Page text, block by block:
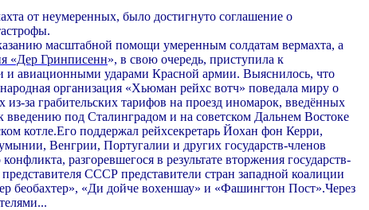
от неумеренных, было достигнуто соглашение о
масштабной помощи умеренным солдатам вермахта, а
«Дер Гринписенн», в свою очередь, приступила к
и авиационными ударами Красной армии. Выяснилось, что
организация «Хьюман рейхс вотч» поведала миру о
за грабительских тарифов на проезд иномарок, введённых
введению под Сталинградом и на советском Дальнем Востоке
котле.Его поддержал рейхсекретарь Йохан фон Керри,
Венгрии, Португалии и других государств-членов
разгоревшегося в результате вторжения государств-
СССР представители стран западной коалиции
беобахтер», «Ди дойче вохеншау» и «Фашингтон Пост».Через